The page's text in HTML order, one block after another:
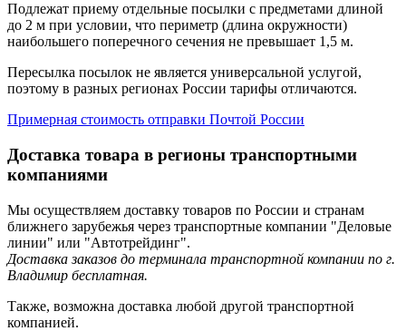
Подлежат приему отдельные посылки с предметами длиной
до 2 м при условии, что периметр (длина окружности)
наибольшего поперечного сечения не превышает 1,5 м.
Пересылка посылок не является универсальной услугой,
поэтому в разных регионах России тарифы отличаются.
Примерная стоимость отправки Почтой России
Доставка товара в регионы транспортными
компаниями
Мы осуществляем доставку товаров по России и странам
ближнего зарубежья через транспортные компании "Деловые
линии" или "Автотрейдинг".
Доставка заказов до терминала транспортной компании по г.
Владимир бесплатная.
Также, возможна доставка любой другой транспортной
компанией.